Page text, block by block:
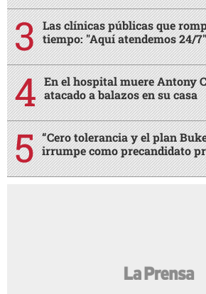
Las clínicas públicas que
tiempo: "Aquí atendemos 24/7"
En el hospital muere Antony
atacado a balazos en su casa
“Cero tolerancia y el plan
irrumpe como precandidato